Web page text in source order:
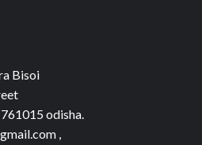
Bisoi
odisha.
,